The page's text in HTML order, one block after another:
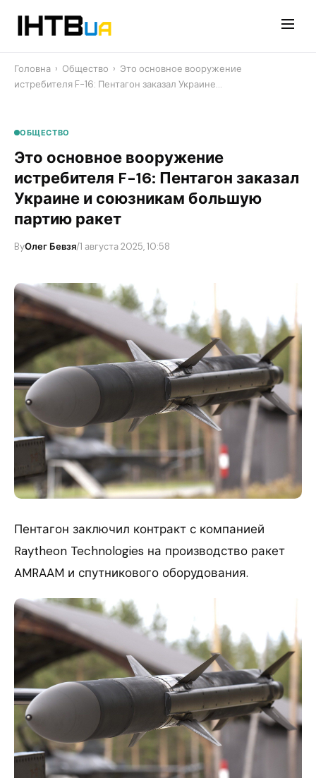
Головна › Общество › ​Это основное вооружение
истребителя F-16: Пентагон заказал Украине…
ОБЩЕСТВО
​Это основное вооружение
истребителя F-16: Пентагон заказал
Украине и союзникам большую
партию ракет
ByОлег Бевзя/1 августа 2025, 10:58
Пентагон заключил контракт с компанией
Raytheon Technologies на производство ракет
AMRAAM и спутникового оборудования.